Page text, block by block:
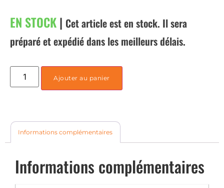
EN STOCK| Cet article est en stock. Il sera
préparé et expédié dans les meilleurs délais.
Ajouter au panier
Informations complémentaires
Informations complémentaires